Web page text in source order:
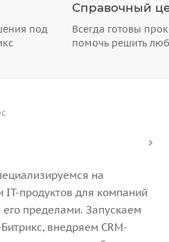
под
Справочный
Всегда готовы
помочь решить
на
IT-продуктов для компаний
его пределами. Запускаем
внедряем CRM-